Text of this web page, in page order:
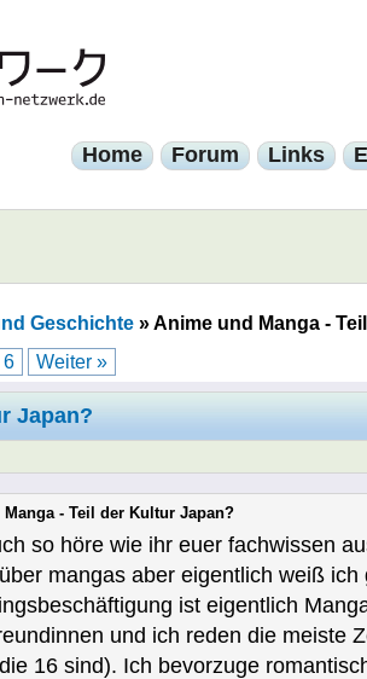
Home Forum Links
Geschichte»Anime und Manga -
6 Weiter »
Japan?
Manga - Teil der Kultur Japan?
so höre wie ihr euer fachwissen
mangas aber eigentlich weiß ich
ist eigentlich
und ich reden die meiste
16 sind). Ich bevorzuge